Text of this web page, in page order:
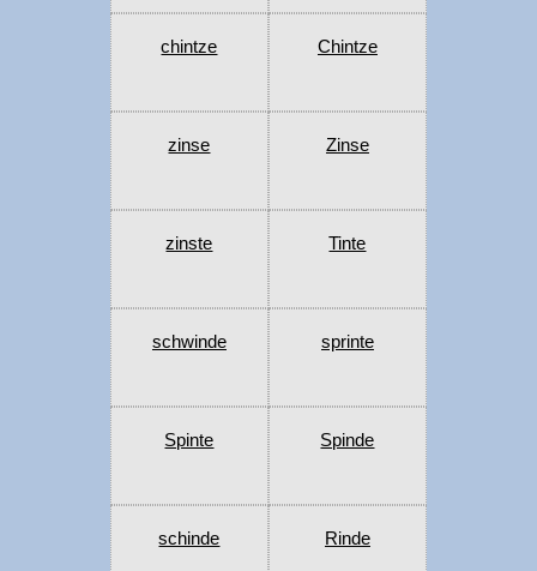
chintze Chintze
zinse Zinse
zinste Tinte
schwinde sprinte
Spinte Spinde
schinde Rinde